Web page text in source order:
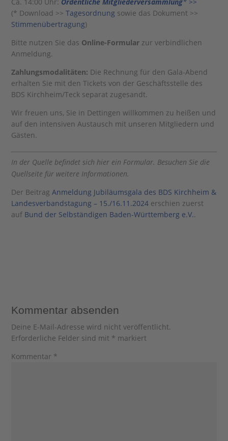
(* Download >>Tagesordnung sowie das Dokument >>
Stimmenübertragung)
Bitte nutzen Sie das Online-Formular zur verbindlichen
Anmeldung.
Zahlungsmodalitäten: Die Rechnung für den Gala-Abend
erhalten Sie mit den Tickets von der Geschäftsstelle des
BDS Kirchheim/Teck separat zugesandt.
Wir freuen uns, Sie in Dettingen willkommen zu heißen und
auf den intensiven Austausch mit unseren Mitgliedern und
Gästen.
Der BeitragAnmeldung Jubiläumsgala des BDS Kirchheim &
Landesverbandstagung – 15./16.11.2024 erschien zuerst
auf Bund der Selbständigen Baden-Württemberg e.V..
Kommentar absenden
Deine E-Mail-Adresse wird nicht veröffentlicht.
Erforderliche Felder sind mit * markiert
Kommentar *